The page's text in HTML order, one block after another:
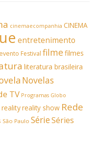
cinemaecompanhia CINEMA
entretenimento
evento Festival filmefilmes
literatura brasileira
Novelas
TV Programas Globo
realityreality show Rede
São Paulo SérieSéries